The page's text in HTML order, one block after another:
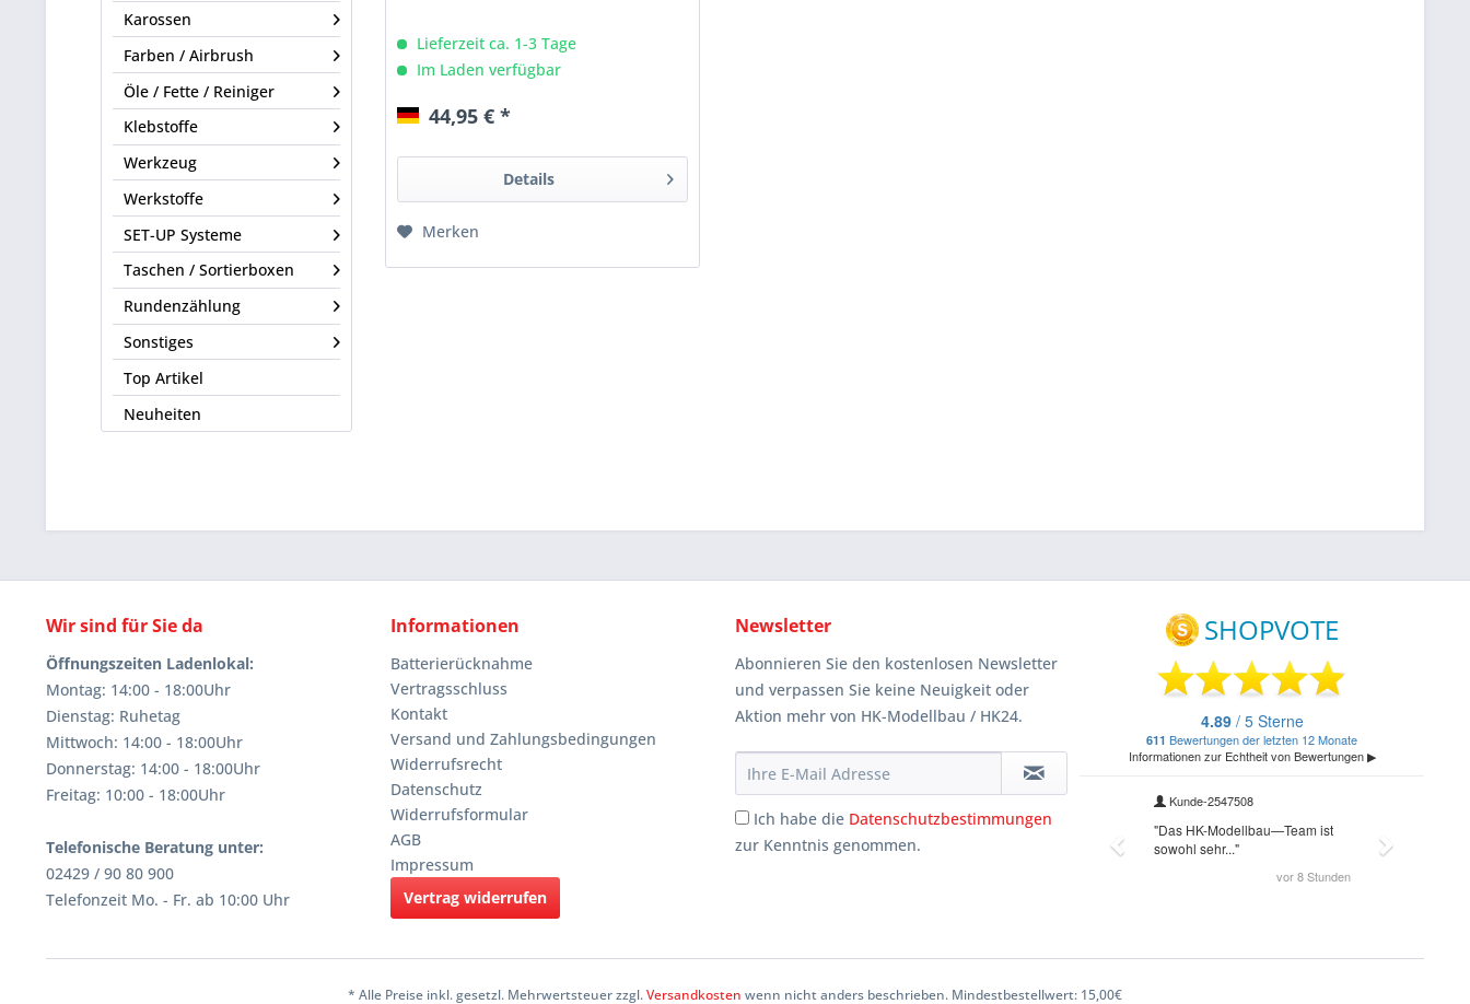
Karossen
Farben / Airbrush
Öle / Fette / Reiniger
Klebstoffe
Werkzeug
Werkstoffe
SET-UP Systeme
Taschen / Sortierboxen
Rundenzählung
Sonstiges
Top Artikel
Neuheiten
Lieferzeit ca. 1-3 Tage
Im Laden verfügbar
44,95 € *
Details
Merken
Wir sind für Sie da
Öffnungszeiten Ladenlokal:
Montag: 14:00 - 18:00Uhr
Dienstag: Ruhetag
Mittwoch: 14:00 - 18:00Uhr
Donnerstag: 14:00 - 18:00Uhr
Freitag: 10:00 - 18:00Uhr
Telefonische Beratung unter:
02429 / 90 80 900
Telefonzeit Mo. - Fr. ab 10:00 Uhr
Informationen
Batterierücknahme
Vertragsschluss
Kontakt
Versand und Zahlungsbedingungen
Widerrufsrecht
Datenschutz
Widerrufsformular
AGB
Impressum
Vertrag widerrufen
Newsletter
Abonnieren Sie den kostenlosen Newsletter
und verpassen Sie keine Neuigkeit oder
Aktion mehr von HK-Modellbau / HK24.
Ich habe die Datenschutzbestimmungen
zur Kenntnis genommen.
* Alle Preise inkl. gesetzl. Mehrwertsteuer zzgl.Versandkosten wenn nicht anders beschrieben. Mindestbestellwert: 15,00€